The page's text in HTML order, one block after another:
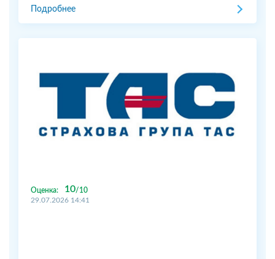
Подробнее
Оценка: 10 10
29.07.2026 14:41